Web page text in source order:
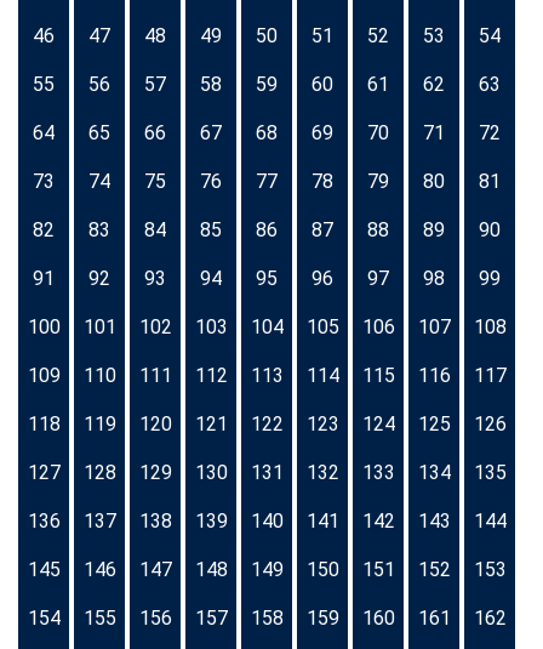
46 47 48 49 50 51 52 53 54
55 56 57 58 59 60 61 62 63
64 65 66 67 68 69 70 71 72
73 74 75 76 77 78 79 80 81
82 83 84 85 86 87 88 89 90
91 92 93 94 95 96 97 98 99
100 101 102 103 104 105 106 107 108
109 110 111 112 113 114 115 116 117
118 119 120 121 122 123 124 125 126
127 128 129 130 131 132 133 134 135
136 137 138 139 140 141 142 143 144
145 146 147 148 149 150 151 152 153
154 155 156 157 158 159 160 161 162